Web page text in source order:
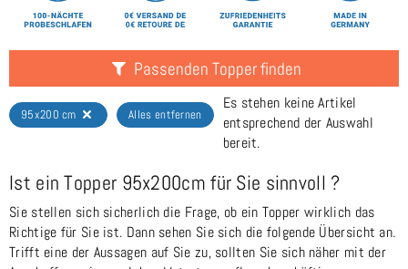
Passenden Topper finden
95x200 cm Alles entfernen
Es stehen keine Artikel
entsprechend der Auswahl
bereit.
Ist ein Topper 95x200cm für Sie sinnvoll ?
Sie stellen sich sicherlich die Frage, ob ein Topper wirklich das
Richtige für Sie ist. Dann sehen Sie sich die folgende Übersicht an.
Trifft eine der Aussagen auf Sie zu, sollten Sie sich näher mit der